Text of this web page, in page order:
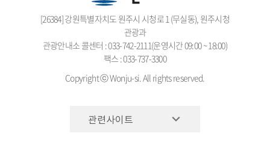
[26384] 강원특별자치도 원주시 시청로 1 (무실동), 원주시청
관광과
관광안내소 콜센터 : 033-742-2111(운영시간 09:00 ~ 18:00)
팩스 : 033-737-3300
Copyright ⓒ Wonju-si. All rights reserved.
관련사이트